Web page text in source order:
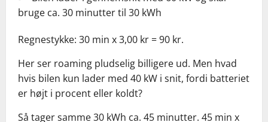
bruge ca. 30 minutter til 30 kWh
Regnestykke: 30 min x 3,00 kr = 90 kr.
Her ser roaming pludselig billigere ud. Men hvad
hvis bilen kun lader med 40 kW i snit, fordi batteriet
er højt i procent eller koldt?
Så tager samme 30 kWh ca. 45 minutter. 45 min x